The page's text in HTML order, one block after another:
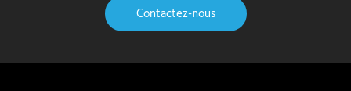
Contactez-nous